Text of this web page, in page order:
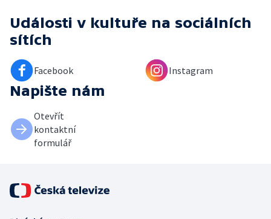
Události v kultuře na sociálních
sítích
Facebook Instagram
Napište nám
Otevřít
kontaktní
formulář